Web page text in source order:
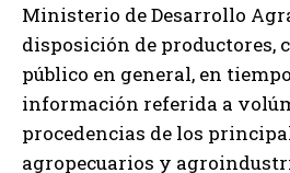
Ministerio de Desarrollo
disposición de productores,
público en general, en
información referida a
procedencias de los
agropecuarios y